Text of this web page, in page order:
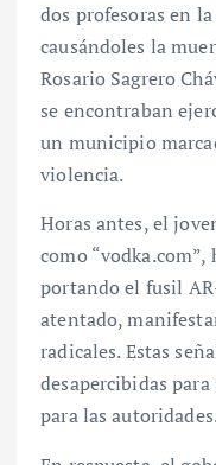
dos profesoras en
causándoles la
Rosario Sagrero
se encontraban
un municipio
violencia.
Horas antes, el
como
portando el fusil
atentado,
radicales. Estas
desapercibidas
para las